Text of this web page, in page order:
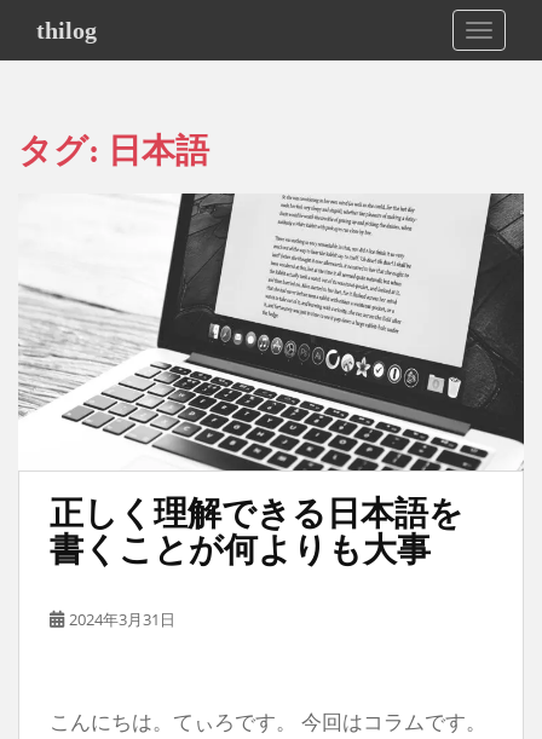
i
thilog
タグ: 日本語
正しく理解できる日本語を
書くことが何よりも大事
2024年3月31日
こんにちは。てぃろです。 今回はコラムです。